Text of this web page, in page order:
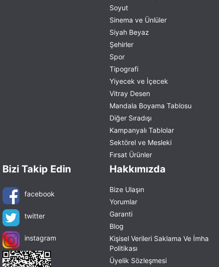
Soyut
Sinema ve Ünlüler
Siyah Beyaz
Şehirler
Spor
Tipografi
Yiyecek ve İçecek
Vitray Desen
Mandala Boyama Tablosu
Diğer Sıradışı
Kampanyalı Tablolar
Sektörel ve Mesleki
Fırsat Ürünler
Bizi Takip Edin
facebook
twitter
instagram
Hakkımızda
Bize Ulaşın
Yorumlar
Garanti
Blog
Kişisel Verileri Saklama Ve İmha
Politikası
Üyelik Sözleşmesi